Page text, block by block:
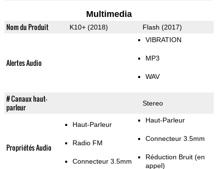
Multimedia
Nom du Produit K10+ (2018) Flash (2017)
Alertes Audio
VIBRATION
MP3
WAV
# Canaux haut-
parleur
Stereo
Propriétés Audio
Haut-Parleur
Radio FM
Connecteur 3.5mm
Haut-Parleur
Connecteur 3.5mm
Réduction Bruit (en
appel)